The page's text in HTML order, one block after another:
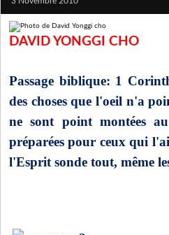
DAVID YONGGI CHO
Passage biblique: 1
des choses que l'oeil n'a
ne sont point montées
préparées pour ceux qui
l'Esprit sonde tout, même